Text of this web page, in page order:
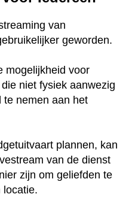
van
geworden.
mogelijkheid voor
niet fysiek aanwezig
te nemen aan het
plannen, kan
van de dienst
zijn om geliefden te
locatie.